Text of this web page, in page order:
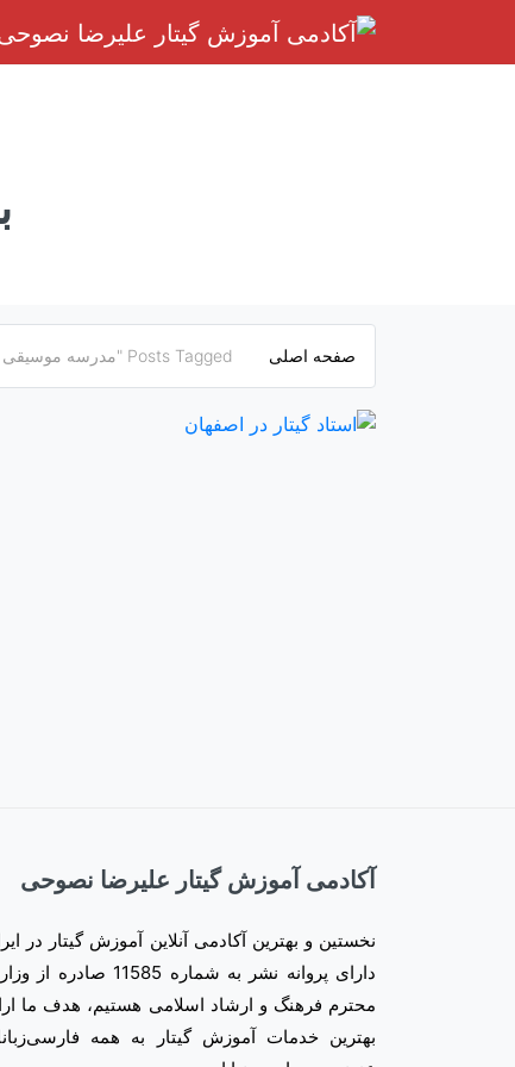
محتوا
صفحه اصلی Posts Tagged "مدرسه موسیقی اصفهان"
آکادمی آموزش گیتار علیرضا نصوحی
نخستین و بهترین آکادمی آنلاین آموزش گیتار در
دارای پروانه نشر به شماره 11585 صادره
محترم فرهنگ و ارشاد اسلامی هستیم، هدف ما
بهترین خدمات آموزش گیتار به همه